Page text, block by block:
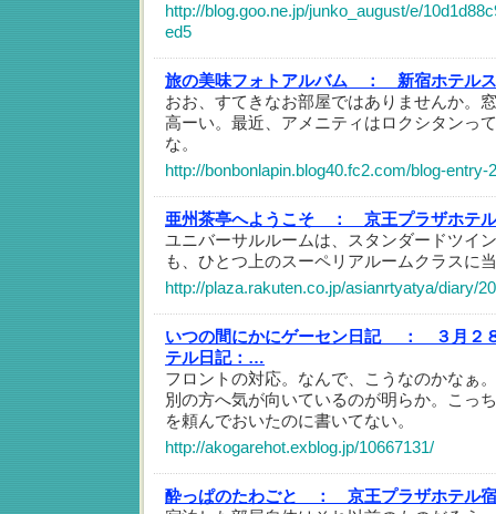
http://blog.goo.ne.jp/junko_august/e/
ed5
旅の美味フォトアルバム ：
新宿ホテル
おお、すてきなお部屋ではありませんか。
高ーい。最近、アメニティはロクシタンっ
な。
http://bonbonlapin.blog40.fc2.com/blog-entry-
亜州茶亭へようこそ ：
京王プラザホテ
ユニバーサルルームは、スタンダードツイ
も、ひとつ上のスーペリアルームクラスに
http://plaza.rakuten.co.jp/asianrtyatya/diary/
いつの間にかにゲーセン日記 ：
３月
テル日記：…
フロントの対応。なんで、こうなのかなぁ
別の方へ気が向いているのが明らか。こっ
を頼んでおいたのに書いてない。
http://akogarehot.exblog.jp/10667131/
酔っぱのたわごと ：
京王プラザホテル